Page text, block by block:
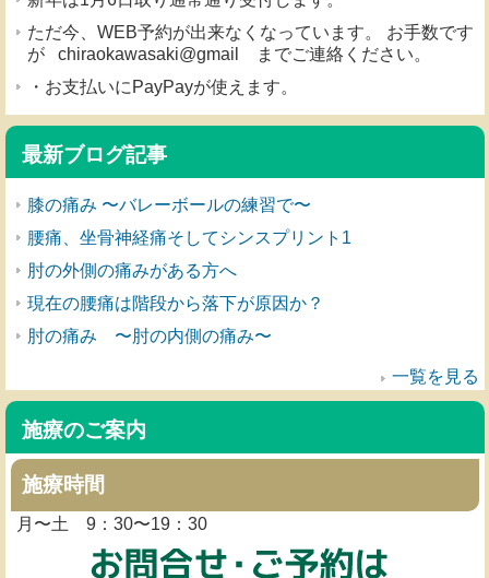
ただ今、WEB予約が出来なくなっています。 お手数です
が chiraokawasaki@gmail までご連絡ください。
・お支払いにPayPayが使えます。
最新ブログ記事
膝の痛み 〜バレーボールの練習で〜
腰痛、坐骨神経痛そしてシンスプリント1
肘の外側の痛みがある方へ
現在の腰痛は階段から落下が原因か？
肘の痛み 〜肘の内側の痛み〜
一覧を見る
施療のご案内
施療時間
月〜土 9：30〜19：30